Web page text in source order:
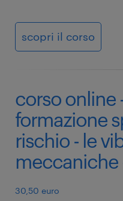
scopri il corso
corso online
formazione
rischio - le
meccaniche
30,50 euro